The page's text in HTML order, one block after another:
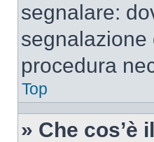
segnalare:
segnalazione
procedura
Top
» Che cos’è